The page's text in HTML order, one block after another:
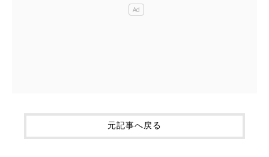
元記事へ戻る